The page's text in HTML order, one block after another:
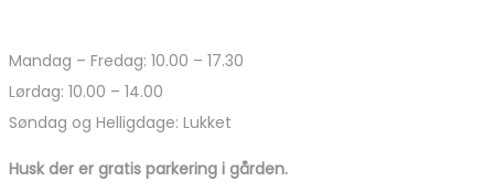
Mandag – Fredag: 10.00 – 17.30
Lørdag: 10.00 – 14.00
Søndag og Helligdage: Lukket
Husk der er gratis parkering i gården.